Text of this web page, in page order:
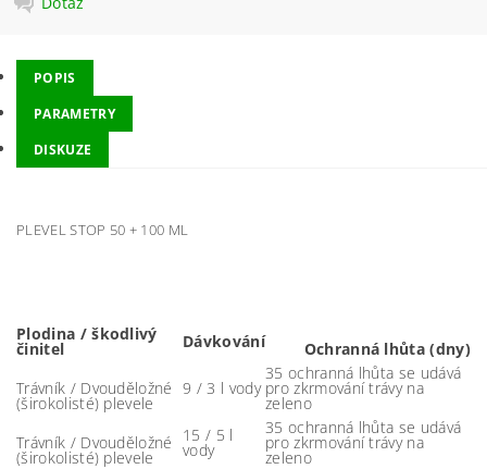
POPIS
PARAMETRY
DISKUZE
PLEVEL STOP 50 + 100 ML
Plodina / škodlivý
činitel Dávkování
Ochranná lhůta (dny)
Trávník / Dvouděložné
(širokolisté) plevele
9 / 3 l vody
35 ochranná lhůta se udává
pro zkrmování trávy na
zeleno
Trávník / Dvouděložné
(širokolisté) plevele
15 / 5 l
vody
35 ochranná lhůta se udává
pro zkrmování trávy na
zeleno